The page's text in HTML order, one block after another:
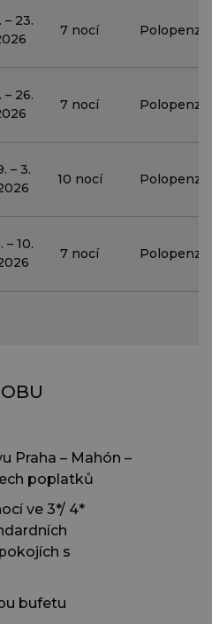
– 23.
7 nocí Polopenze
– 26.
7 nocí Polopenze
– 3.
10 nocí Polopenze
– 10.
7 nocí Polopenze
Praha – Mahón –
poplatků
ve 3*/ 4*
s
bufetu